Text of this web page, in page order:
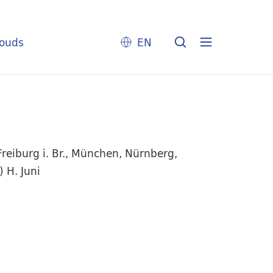
EN
i. Br., München, Nürnberg,
Juni